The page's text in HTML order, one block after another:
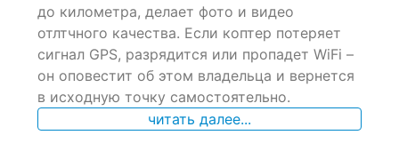
ratings
до километра, делает фото и видео
отлтчного качества. Если коптер потеряет
сигнал GPS, разрядится или пропадет WiFi –
он оповестит об этом владельца и вернется
в исходную точку самостоятельно.
читать далее...